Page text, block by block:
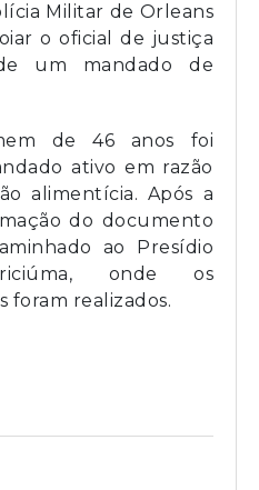
Militar de Orleans
o oficial de justiça
um mandado de
de 46 anos foi
ativo em razão
alimentícia. Após a
do documento
ao Presídio
onde os
foram realizados.